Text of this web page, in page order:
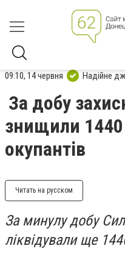
09:10, 14 червня Надійне
За добу
знищили 1440
окупантів
Читать на русском
За минулу добу
ліквідували ще